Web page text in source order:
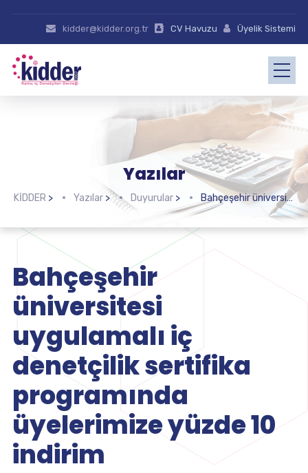
kidder@kidder.org.tr CV Havuzu Üyelik Sistemi
Yazılar
KİDDER > Yazılar> Duyurular> Bahçeşehir üniversitesi uygulamalı iç denetçilik sertifika programında üyelerimize yüzde 10 indirim
Bahçeşehir
üniversitesi
uygulamalı iç
denetçilik sertifika
programında
üyelerimize yüzde 10
indirim